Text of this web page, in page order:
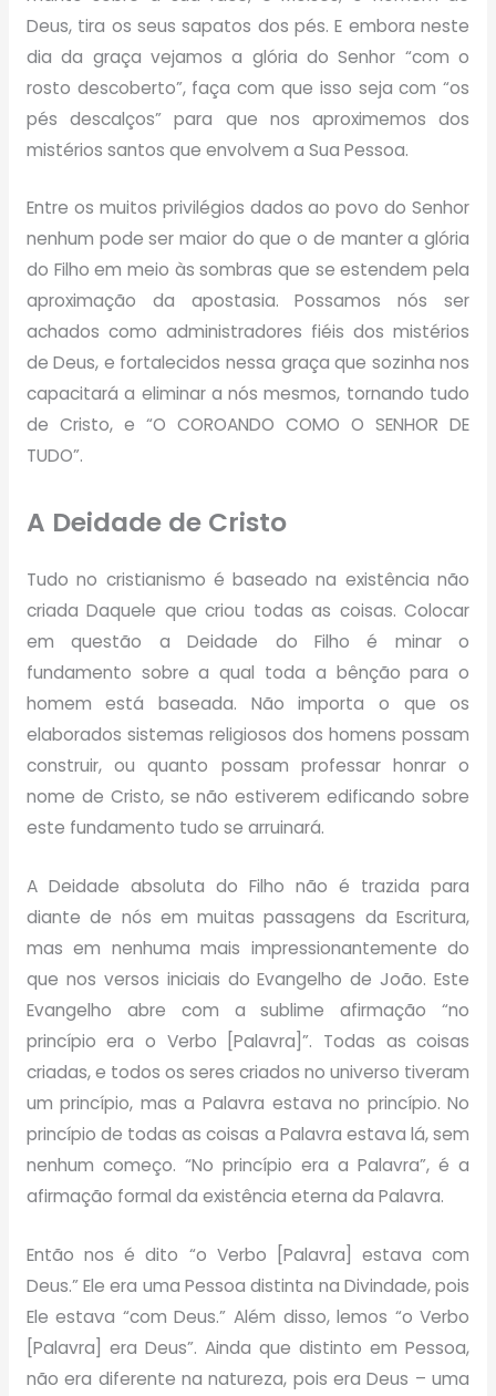
Deus, tira os seus sapatos dos pés. E embora neste
dia da graça vejamos a glória do Senhor “com o
rosto descoberto”, faça com que isso seja com “os
pés descalços” para que nos aproximemos dos
mistérios santos que envolvem a Sua Pessoa.
Entre os muitos privilégios dados ao povo do Senhor
nenhum pode ser maior do que o de manter a glória
do Filho em meio às sombras que se estendem pela
aproximação da apostasia. Possamos nós ser
achados como administradores fiéis dos mistérios
de Deus, e fortalecidos nessa graça que sozinha nos
capacitará a eliminar a nós mesmos, tornando tudo
de Cristo, e “O COROANDO COMO O SENHOR DE
TUDO”.
A Deidade de Cristo
Tudo no cristianismo é baseado na existência não
criada Daquele que criou todas as coisas. Colocar
em questão a Deidade do Filho é minar o
fundamento sobre a qual toda a bênção para o
homem está baseada. Não importa o que os
elaborados sistemas religiosos dos homens possam
construir, ou quanto possam professar honrar o
nome de Cristo, se não estiverem edificando sobre
este fundamento tudo se arruinará.
A Deidade absoluta do Filho não é trazida para
diante de nós em muitas passagens da Escritura,
mas em nenhuma mais impressionantemente do
que nos versos iniciais do Evangelho de João. Este
Evangelho abre com a sublime afirmação “no
princípio era o Verbo [Palavra]”. Todas as coisas
criadas, e todos os seres criados no universo tiveram
um princípio, mas a Palavra estava no princípio. No
princípio de todas as coisas a Palavra estava lá, sem
nenhum começo. “No princípio era a Palavra”, é a
afirmação formal da existência eterna da Palavra.
Então nos é dito “o Verbo [Palavra] estava com
Deus.” Ele era uma Pessoa distinta na Divindade, pois
Ele estava “com Deus.” Além disso, lemos “o Verbo
[Palavra] era Deus”. Ainda que distinto em Pessoa,
não era diferente na natureza, pois era Deus – uma